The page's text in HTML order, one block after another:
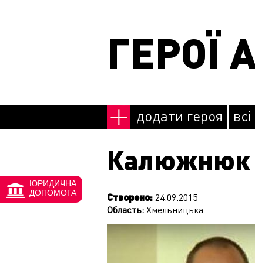
ГЕРОЇ
додати героя
Калюжнюк
Створено: 24.09.2015
Область:Хмельницька
ЮРИДИЧНА
ДОПОМОГА